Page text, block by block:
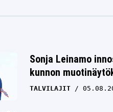
Sonja Leinamo
kunnon
TALVILAJIT